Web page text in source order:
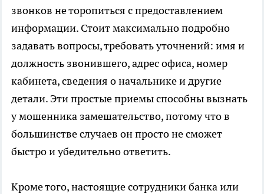
звонков не торопиться с предоставлением
информации. Стоит максимально подробно
задавать вопросы, требовать уточнений: имя и
должность звонившего, адрес офиса, номер
кабинета, сведения о начальнике и другие
детали. Эти простые приемы способны вызнать
у мошенника замешательство, потому что в
большинстве случаев он просто не сможет
быстро и убедительно ответить.
Кроме того, настоящие сотрудники банка или